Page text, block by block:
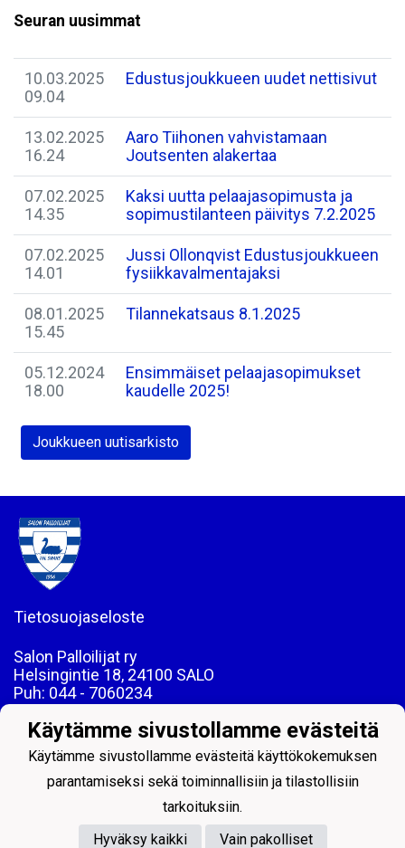
Seuran uusimmat
10.03.2025
09.04
Edustusjoukkueen uudet nettisivut
13.02.2025
16.24
Aaro Tiihonen vahvistamaan
Joutsenten alakertaa
07.02.2025
14.35
Kaksi uutta pelaajasopimusta ja
sopimustilanteen päivitys 7.2.2025
07.02.2025
14.01
Jussi Ollonqvist Edustusjoukkueen
fysiikkavalmentajaksi
08.01.2025
15.45
Tilannekatsaus 8.1.2025
05.12.2024
18.00
Ensimmäiset pelaajasopimukset
kaudelle 2025!
Joukkueen uutisarkisto
Tietosuojaseloste
Salon Palloilijat ry
Helsingintie 18, 24100 SALO
Puh: 044 - 7060234
LY 0139538-2
Käytämme sivustollamme evästeitä
Käytämme sivustollamme evästeitä käyttökokemuksen
parantamiseksi sekä toiminnallisiin ja tilastollisiin
tarkoituksiin.
Hyväksy kaikki
Vain pakolliset